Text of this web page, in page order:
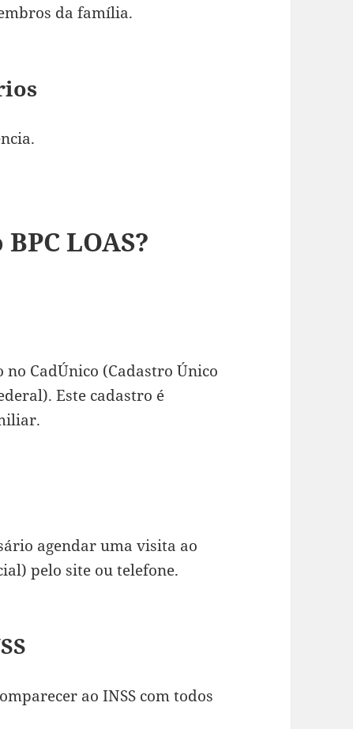
da família.
LOAS?
CadÚnico (Cadastro Único
Este cadastro é
agendar uma visita ao
pelo site ou telefone.
ao INSS com todos